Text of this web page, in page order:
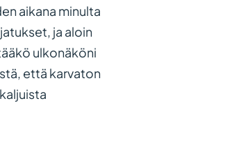
aikana minulta
ja aloin
ulkonäköni
että karvaton